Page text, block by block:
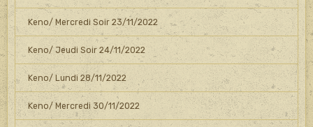
Keno/ Mercredi Soir 23/11/2022
Keno/ Jeudi Soir 24/11/2022
Keno/ Lundi 28/11/2022
Keno/ Mercredi 30/11/2022